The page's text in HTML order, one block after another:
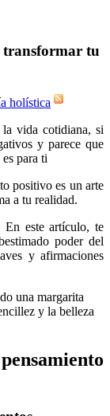
transformar tu
holística
vida cotidiana, si
y parece que
para ti
positivo es un arte
a tu realidad.
En este artículo, te
poder del
y afirmaciones